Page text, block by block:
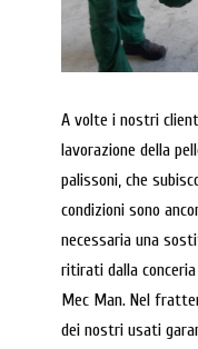
A volte i nostri
lavorazione della
palissoni, che
condizioni sono
necessaria una
ritirati dalla
Mec Man. Nel
dei nostri usati